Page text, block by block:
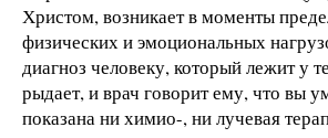
Христом, возникает в моменты
физических и эмоциональных
диагноз человеку, который лежит у
рыдает, и врач говорит ему, что вы
показана ни химио-, ни лучевая